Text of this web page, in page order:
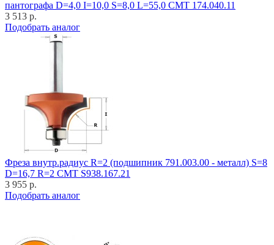
пантографа D=4,0 I=10,0 S=8,0 L=55,0 CMT 174.040.11
3 513 р.
Подобрать аналог
Фреза внутр.радиус R=2 (подшипник 791.003.00 - металл) S=8
D=16,7 R=2 CMT S938.167.21
3 955 р.
Подобрать аналог